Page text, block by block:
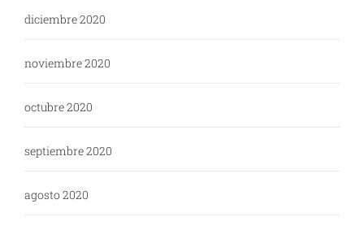
diciembre 2020
noviembre 2020
octubre 2020
septiembre 2020
agosto 2020